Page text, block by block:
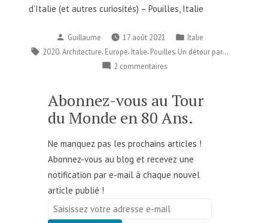
d’Italie (et autres curiosités) – Pouilles, Italie
Publié
par
Guillaume 17 août 2021
Publié
dans
Italie
Étiquettes :
2020,Architecture, Europe, Italie, Pouilles, Un détour par...
2 commentairessur
par…
Casarano
Italie
Abonnez-vous au Tour
du Monde en 80 Ans.
Ne manquez pas les prochains articles !
Abonnez-vous au blog et recevez une
notification par e-mail à chaque nouvel
article publié !
Saisissez